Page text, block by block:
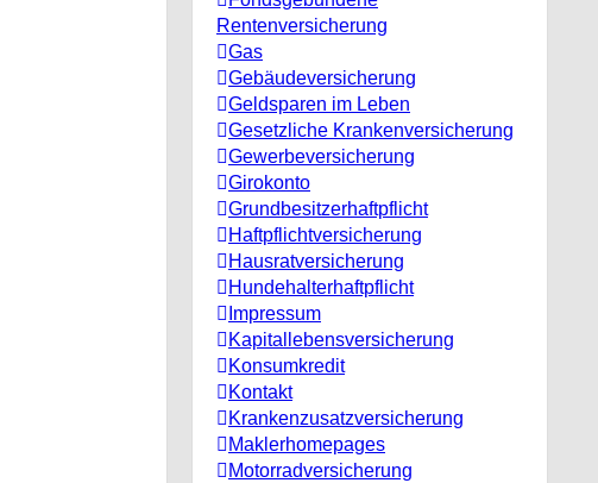
Rentenversicherung
Gas
Gebäudeversicherung
Geldsparen im Leben
Gesetzliche Krankenversicherung
Gewerbeversicherung
Girokonto
Grundbesitzerhaftpflicht
Haftpflichtversicherung
Hausratversicherung
Hundehalterhaftpflicht
Impressum
Kapitallebensversicherung
Konsumkredit
Kontakt
Krankenzusatzversicherung
Maklerhomepages
Motorradversicherung